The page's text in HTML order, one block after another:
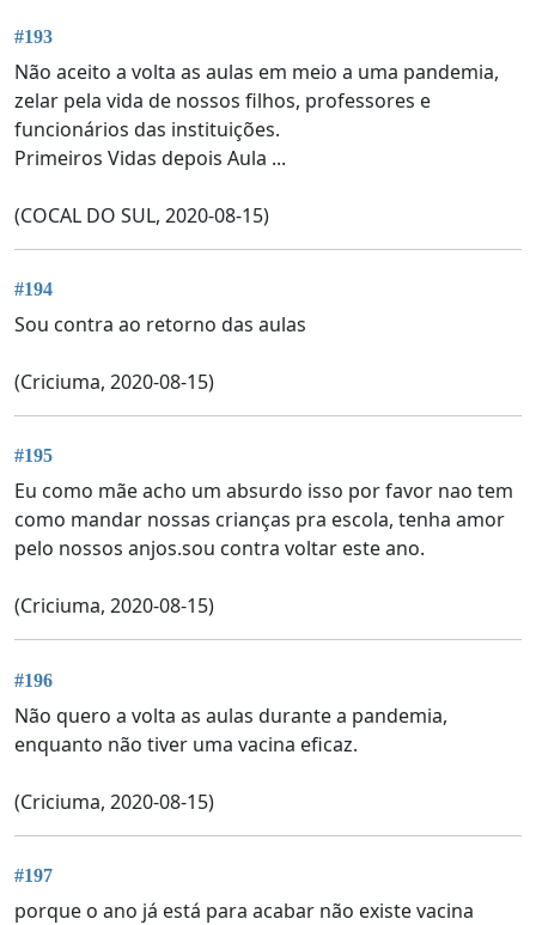
#193
Não aceito a volta as aulas em meio a uma pandemia,
zelar pela vida de nossos filhos, professores e
funcionários das instituições.
Primeiros Vidas depois Aula ...
(COCAL DO SUL, 2020-08-15)
#194
Sou contra ao retorno das aulas
(Criciuma, 2020-08-15)
#195
Eu como mãe acho um absurdo isso por favor nao tem
como mandar nossas crianças pra escola, tenha amor
pelo nossos anjos.sou contra voltar este ano.
(Criciuma, 2020-08-15)
#196
Não quero a volta as aulas durante a pandemia,
enquanto não tiver uma vacina eficaz.
(Criciuma, 2020-08-15)
#197
porque o ano já está para acabar não existe vacina